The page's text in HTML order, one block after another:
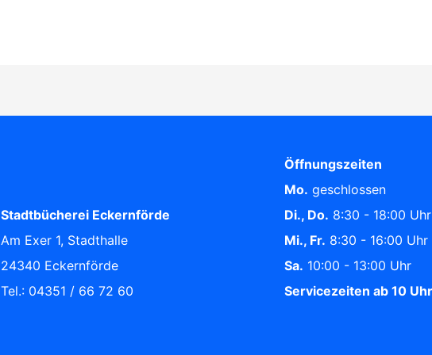
Stadtbücherei Eckernförde
Am Exer 1, Stadthalle
24340 Eckernförde
Tel.: 04351 / 66 72 60
Öffnungszeiten
Mo. geschlossen
Di., Do. 8:30 - 18:00 Uhr
Mi., Fr. 8:30 - 16:00 Uhr
Sa. 10:00 - 13:00 Uhr
Servicezeiten ab 10 Uhr